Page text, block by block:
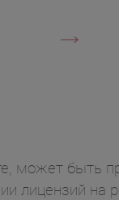
может быть
лицензий на